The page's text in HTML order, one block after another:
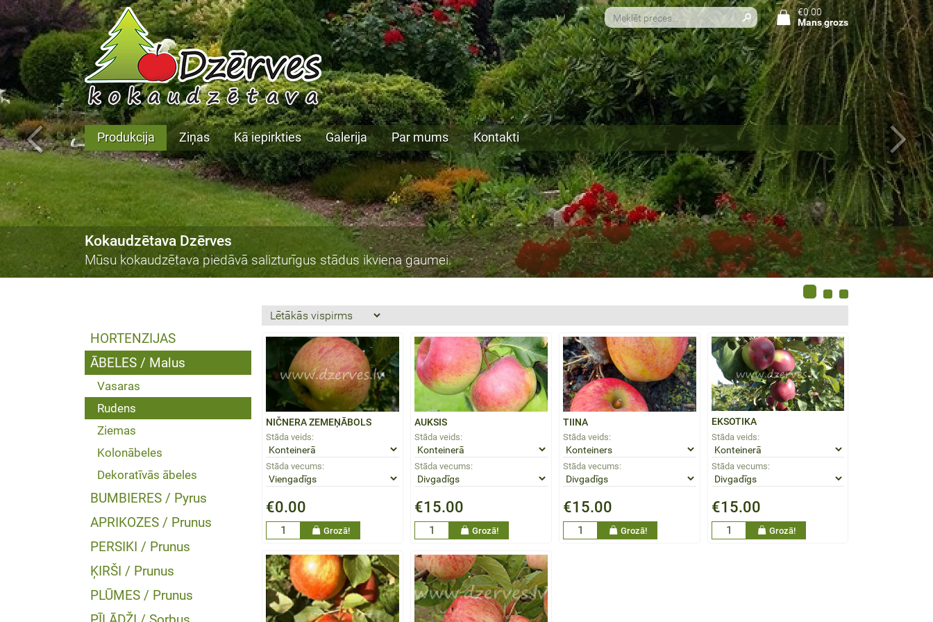
€0.00
Mans grozs
Produkcija Ziņas Kā iepirkties Galerija Par mums Kontakti
Kokaudzētava Dzērves
Mūsu kokaudzētava piedāvā salizturīgus stādus ikviena gaumei.
HORTENZIJAS
ĀBELES / Malus
Vasaras
Rudens
Ziemas
Kolonābeles
Dekoratīvās ābeles
BUMBIERES / Pyrus
APRIKOZES / Prunus
PERSIKI / Prunus
ĶIRŠI / Prunus
PLŪMES / Prunus
NIČNERA ZEMEŅĀBOLS
Stāda veids:
Stāda vecums:
€0.00
Grozā!
AUKSIS
Stāda veids:
Stāda vecums:
€15.00
Grozā!
TIINA
Stāda veids:
Stāda vecums:
€15.00
Grozā!
EKSOTIKA
Stāda veids:
Stāda vecums:
€15.00
Grozā!